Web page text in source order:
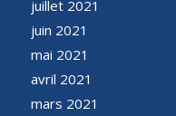
juillet 2021
juin 2021
mai 2021
avril 2021
mars 2021